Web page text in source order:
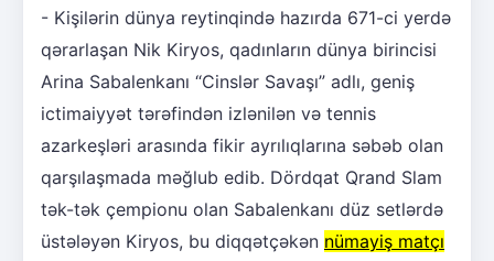
- Kişilərin dünya reytinqində hazırda 671-ci yerdə
qərarlaşan Nik Kiryos, qadınların dünya birincisi
Arina Sabalenkanı “Cinslər Savaşı” adlı, geniş
ictimaiyyət tərəfindən izlənilən və tennis
azarkeşləri arasında fikir ayrılıqlarına səbəb olan
qarşılaşmada məğlub edib. Dördqat Qrand Slam
tək-tək çempionu olan Sabalenkanı düz setlərdə
üstələyən Kiryos, bu diqqətçəkən nümayiş matçı